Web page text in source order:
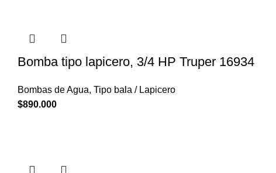
Bomba tipo lapicero, 3/4 HP Truper 16934
Bombas de Agua, Tipo bala / Lapicero
$890.000